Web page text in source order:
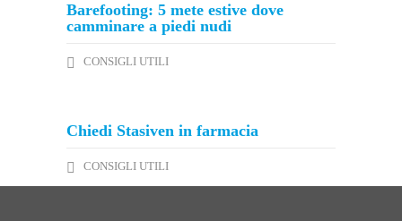
Barefooting: 5 mete estive dove
camminare a piedi nudi
CONSIGLI UTILI
Chiedi Stasiven in farmacia
CONSIGLI UTILI